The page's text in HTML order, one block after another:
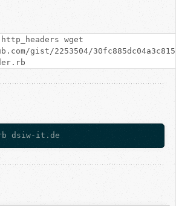
wget
gist/2253504/